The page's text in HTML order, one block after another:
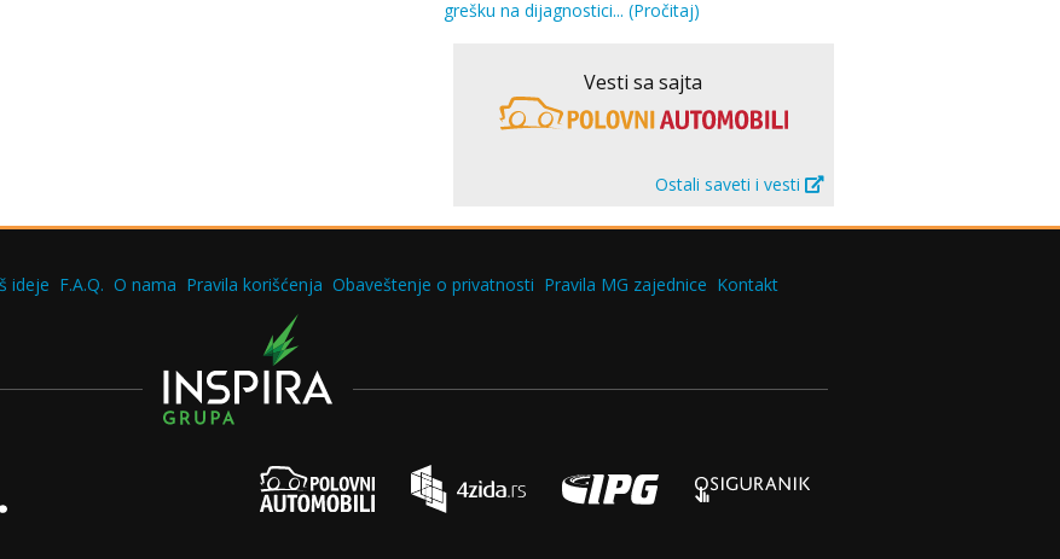
grešku na dijagnostici... (Pročitaj)
Vesti sa sajta
Ostali saveti i vesti
ideje F.A.Q. O nama Pravila korišćenja Obaveštenje o privatnosti Pravila MG zajednice Kontakt